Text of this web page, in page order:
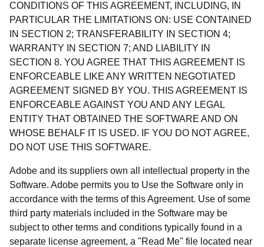
CONDITIONS OF THIS AGREEMENT, INCLUDING, IN
PARTICULAR THE LIMITATIONS ON: USE CONTAINED
IN SECTION 2; TRANSFERABILITY IN SECTION 4;
WARRANTY IN SECTION 7; AND LIABILITY IN
SECTION 8. YOU AGREE THAT THIS AGREEMENT IS
ENFORCEABLE LIKE ANY WRITTEN NEGOTIATED
AGREEMENT SIGNED BY YOU. THIS AGREEMENT IS
ENFORCEABLE AGAINST YOU AND ANY LEGAL
ENTITY THAT OBTAINED THE SOFTWARE AND ON
WHOSE BEHALF IT IS USED. IF YOU DO NOT AGREE,
DO NOT USE THIS SOFTWARE.
Adobe and its suppliers own all intellectual property in the
Software. Adobe permits you to Use the Software only in
accordance with the terms of this Agreement. Use of some
third party materials included in the Software may be
subject to other terms and conditions typically found in a
separate license agreement, a "Read Me" file located near